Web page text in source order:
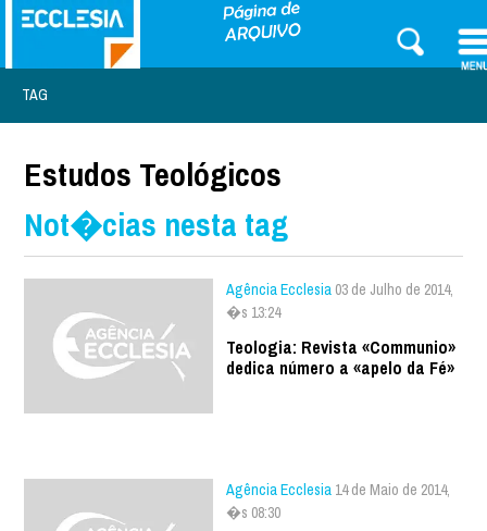
TAG
Estudos Teológicos
Not�cias nesta tag
Agência Ecclesia 03 de Julho de 2014,
�s 13:24
Teologia: Revista «Communio»
dedica número a «apelo da Fé»
Agência Ecclesia 14 de Maio de 2014,
�s 08:30